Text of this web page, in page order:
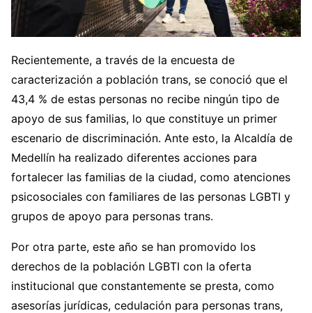
Recientemente, a través de la encuesta de
caracterización a población trans, se conoció que el
43,4 % de estas personas no recibe ningún tipo de
apoyo de sus familias, lo que constituye un primer
escenario de discriminación. Ante esto, la Alcaldía de
Medellín ha realizado diferentes acciones para
fortalecer las familias de la ciudad, como atenciones
psicosociales con familiares de las personas LGBTI y
grupos de apoyo para personas trans.
Por otra parte, este año se han promovido los
derechos de la población LGBTI con la oferta
institucional que constantemente se presta, como
asesorías jurídicas, cedulación para personas trans,